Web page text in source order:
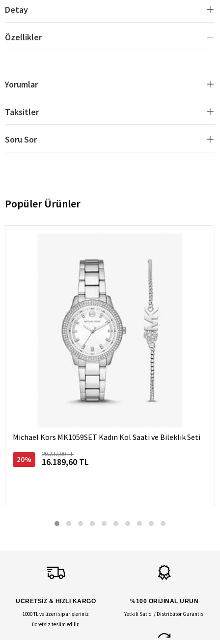
Detay
Özellikler
Yorumlar
Taksitler
Soru Sor
Popüler Ürünler
Michael Kors MK1059SET Kadın Kol Saati ve Bileklik Seti
20%
20.237,00 TL
16.189,60 TL
ÜCRETSİZ & HIZLI KARGO
1000 TL ve üzeri siparişleriniz
ücretsiz teslim edilir.
%100 ORİJİNAL ÜRÜN
Yetkili Satıcı / Distribütör Garantisi